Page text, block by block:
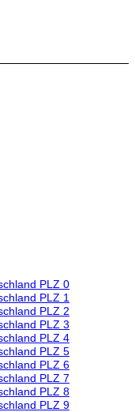
PLZ 0
PLZ 1
PLZ 2
PLZ 3
PLZ 4
PLZ 5
PLZ 6
PLZ 7
PLZ 8
PLZ 9